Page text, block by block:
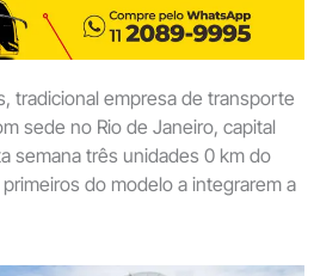
tradicional empresa de transporte
sede no Rio de Janeiro, capital
semana três unidades 0 km do
do modelo a integrarem a